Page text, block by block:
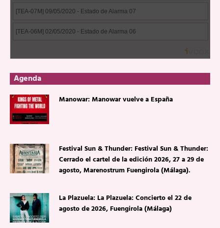
Agenda
Manowar: Manowar vuelve a España
Festival Sun & Thunder: Festival Sun & Thunder:
Cerrado el cartel de la edición 2026, 27 a 29 de
agosto, Marenostrum Fuengirola (Málaga).
La Plazuela: La Plazuela: Concierto el 22 de
agosto de 2026, Fuengirola (Málaga)